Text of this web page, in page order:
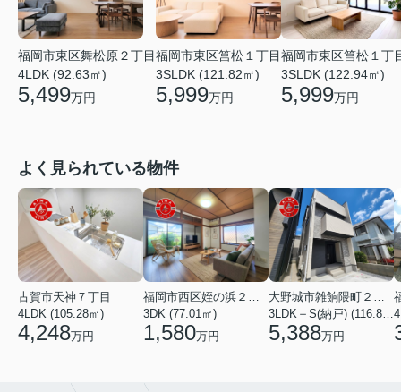
福岡市東区舞松原２丁目
4LDK (92.63㎡)
5,499万円
福岡市東区筥松１丁目
3SLDK (121.82㎡)
5,999万円
福岡市東区筥松１丁
3SLDK (122.94㎡)
5,999万円
よく見られている物件
古賀市天神７丁目
4LDK (105.28㎡)
4,248万円
福岡市西区姪の浜２丁目
3DK (77.01㎡)
1,580万円
大野城市雑餉隈町２丁目
3LDK＋S(納戸) (116.80㎡)
5,388万円